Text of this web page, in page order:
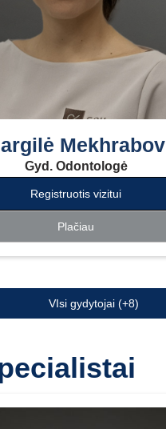
Mekhrabov
Gyd. Odontologė
Registruotis vizitui
Plačiau
VIsi gydytojai (+8)